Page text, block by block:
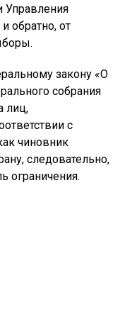
Управления
обратно, от
закону «О
собрания
лиц,
с
чиновник
следовательно,
ограничения.